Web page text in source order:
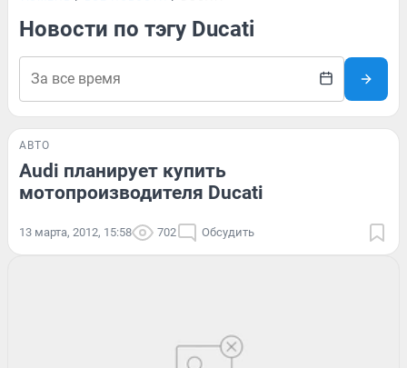
Новости по тэгу Ducati
АВТО
Audi планирует купить
мотопроизводителя Ducati
13 марта, 2012, 15:58 702 Обсудить